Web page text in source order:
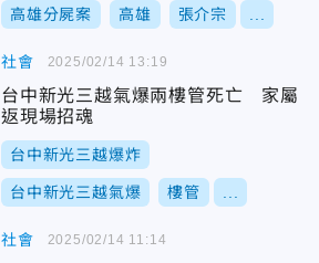
高雄分屍案 高雄 張介宗
社會
台中新光三越氣爆兩樓管死亡 家屬
返現場招魂
台中新光三越爆炸
台中新光三越氣爆 樓管
2025/02/14 13:19
社會 2025/02/14 11:14